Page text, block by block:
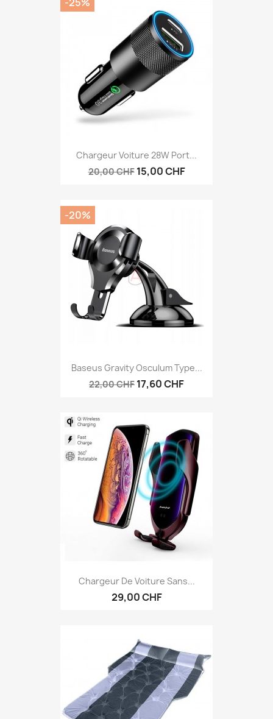
Chargeur Voiture 28W Port...
20,00 CHF 15,00 CHF
Baseus Gravity Osculum Type...
22,00 CHF 17,60 CHF
-20%
Chargeur De Voiture Sans...
29,00 CHF